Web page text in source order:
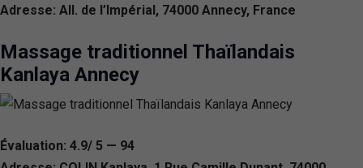
Adresse: All. de l’Impérial, 74000 Annecy, France
Massage traditionnel Thaïlandais
Kanlaya Annecy
Évaluation: 4.9/ 5 — 94